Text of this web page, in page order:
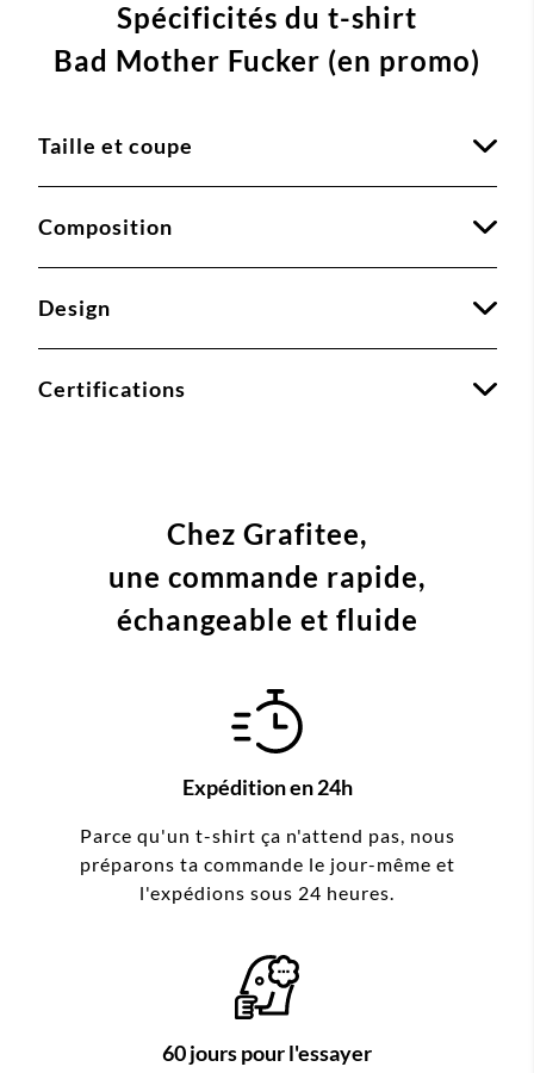
Spécificités du t-shirt
Bad Mother Fucker (en promo)
Taille et coupe
Composition
Design
Certifications
Chez Grafitee,
une commande rapide,
échangeable et fluide
Expédition en 24h
Parce qu'un t-shirt ça n'attend pas, nous
préparons ta commande le jour-même et
l'expédions sous 24 heures.
60 jours pour l'essayer